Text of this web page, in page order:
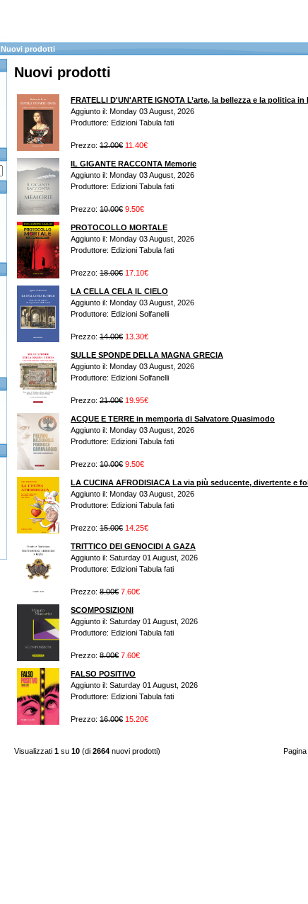
Nuovi prodotti
Nuovi prodotti
FRATELLI D'UN'ARTE IGNOTA L’arte, la bellezza e la politica in I
Aggiunto il: Monday 03 August, 2026
Produttore: Edizioni Tabula fati
Prezzo: 12.00€ 11.40€
IL GIGANTE RACCONTA Memorie
Aggiunto il: Monday 03 August, 2026
Produttore: Edizioni Tabula fati
Prezzo: 10.00€ 9.50€
PROTOCOLLO MORTALE
Aggiunto il: Monday 03 August, 2026
Produttore: Edizioni Tabula fati
Prezzo: 18.00€ 17.10€
LA CELLA CELA IL CIELO
Aggiunto il: Monday 03 August, 2026
Produttore: Edizioni Solfanelli
Prezzo: 14.00€ 13.30€
SULLE SPONDE DELLA MAGNA GRECIA
Aggiunto il: Monday 03 August, 2026
Produttore: Edizioni Solfanelli
Prezzo: 21.00€ 19.95€
ACQUE E TERRE in memporia di Salvatore Quasimodo
Aggiunto il: Monday 03 August, 2026
Produttore: Edizioni Tabula fati
Prezzo: 10.00€ 9.50€
LA CUCINA AFRODISIACA La via più seducente, divertente e
Aggiunto il: Monday 03 August, 2026
Produttore: Edizioni Tabula fati
Prezzo: 15.00€ 14.25€
TRITTICO DEI GENOCIDI A GAZA
Aggiunto il: Saturday 01 August, 2026
Produttore: Edizioni Tabula fati
Prezzo: 8.00€ 7.60€
SCOMPOSIZIONI
Aggiunto il: Saturday 01 August, 2026
Produttore: Edizioni Tabula fati
Prezzo: 8.00€ 7.60€
FALSO POSITIVO
Aggiunto il: Saturday 01 August, 2026
Produttore: Edizioni Tabula fati
Prezzo: 16.00€ 15.20€
Visualizzati 1 su 10 (di 2664 nuovi prodotti)